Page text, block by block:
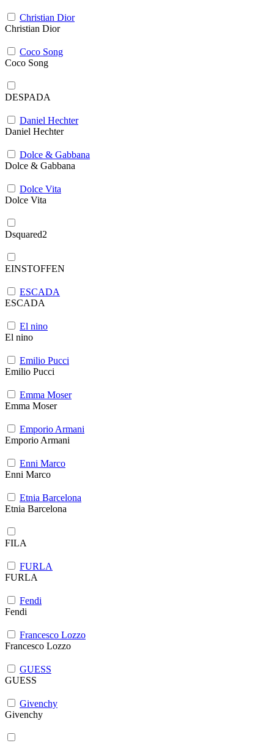
Christian Dior
Christian Dior
Coco Song
Coco Song
DESPADA
Daniel Hechter
Daniel Hechter
Dolce & Gabbana
Dolce & Gabbana
Dolce Vita
Dolce Vita
Dsquared2
EINSTOFFEN
ESCADA
ESCADA
El nino
El nino
Emilio Pucci
Emilio Pucci
Emma Moser
Emma Moser
Emporio Armani
Emporio Armani
Enni Marco
Enni Marco
Etnia Barcelona
Etnia Barcelona
FILA
FURLA
FURLA
Fendi
Fendi
Francesco Lozzo
Francesco Lozzo
GUESS
GUESS
Givenchy
Givenchy